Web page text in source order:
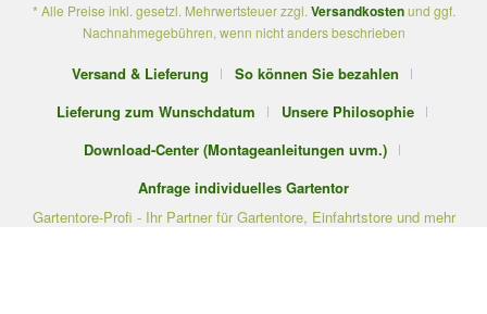
* Alle Preise inkl. gesetzl. Mehrwertsteuer zzgl. Versandkostenund ggf.
Nachnahmegebühren, wenn nicht anders beschrieben
Versand & Lieferung
So können Sie bezahlen
Lieferung zum Wunschdatum
Unsere Philosophie
Download-Center (Montageanleitungen uvm.)
Anfrage individuelles Gartentor
Gartentore-Profi - Ihr Partner für Gartentore, Einfahrtstore und mehr